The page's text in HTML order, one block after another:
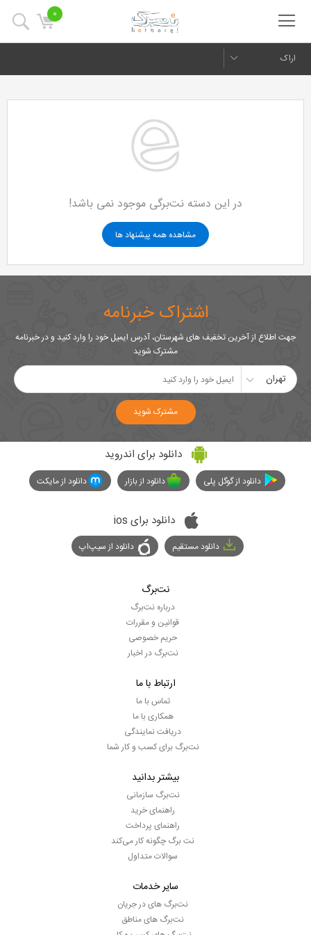
0
اراک
در این دسته نت‌برگی موجود نمی باشد!
مشاهده همه پیشنهاد ها
اشتراک خبرنامه
جهت اطلاع از آخرین تخفیف های شهرستان، آدرس ایمیل خود را وارد کنید و در خبرنامه
مشترک شوید
تهران
مشترک شوید
دانلود برای اندروید
دانلود از گوگل پلی دانلود از بازار دانلود از مایکت
دانلود برای ios
دانلود مستقیم دانلود از سیپ‌اپ
نت‌برگ
درباره نت‌برگ
قوانین و مقررات
حریم خصوصی
نت‌برگ در اخبار
ارتباط با ما
تماس با ما
همکاری با ما
دریافت نمایندگی
نت‌برگ برای کسب و کار شما
بیشتر بدانید
نت‌برگ سازمانی
راهنمای خرید
راهنمای پرداخت
نت برگ چگونه کار می‌کند
سوالات متداول
سایر خدمات
نت‌برگ های در جریان
نت‌برگ های مناطق